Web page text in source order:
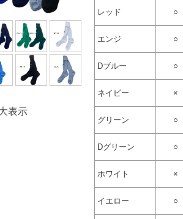
表示
レッド ○
エンジ ○
Dブルー ○
ネイビー ×
グリーン ○
Dグリーン ○
ホワイト ×
イエロー ○